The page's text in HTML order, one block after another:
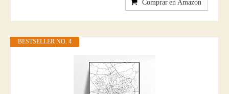
Comprar en Amazon
BESTSELLER NO. 4